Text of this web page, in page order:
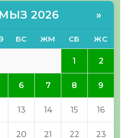
2026 »
БС ЖМ СБ ЖС
1 2
6 7 8 9
13 14 15 16
20 21 22 23